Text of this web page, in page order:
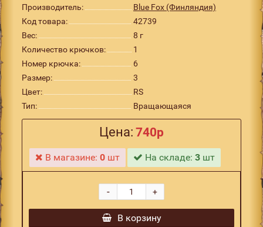
Производитель:
Blue Fox (Финляндия)
Код товара:
42739
Вес:
8 г
Количество крючков:
1
Номер крючка:
6
Размер:
3
Цвет:
RS
Тип:
Вращающаяся
Цена: 740р
В магазине:0 шт На складе:3 шт
+
-
В корзину